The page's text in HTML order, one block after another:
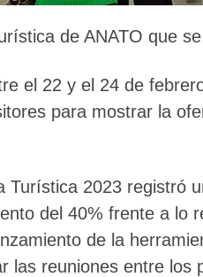
de ANATO que
el 22 y el 24 de
para mostrar la
Turística 2023 registró
del 40% frente a lo
de la
las reuniones entre los